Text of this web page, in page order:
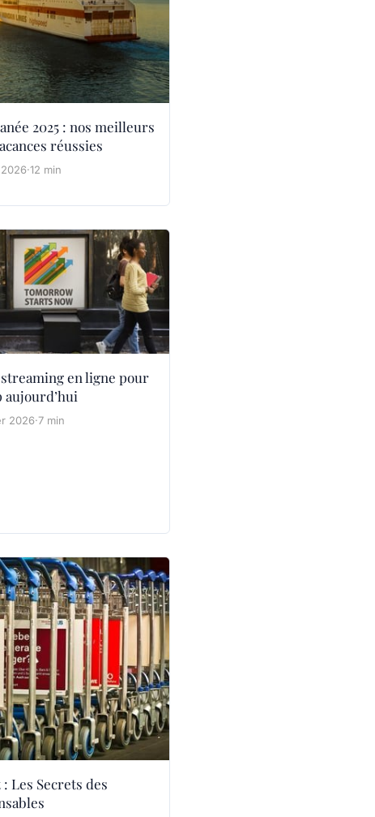
2025 : nos meilleurs
réussies
·12 min
en ligne pour
aujourd’hui
2026·7 min
Les Secrets des